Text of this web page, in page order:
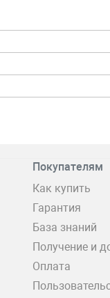
Покупателям
Как купить
Гарантия
База знаний
Получение и
Оплата